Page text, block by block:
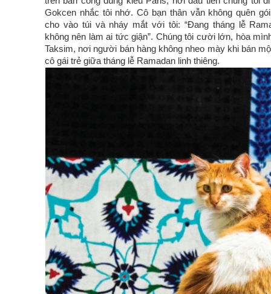
Gokcen nhắc tôi nhớ. Cô bạn thân vẫn không quên
cho vào túi và nháy mắt với tôi: “Đang tháng lễ
không nên làm ai tức giận”. Chúng tôi cười lớn, hòa
Taksim, nơi người bán hàng không nheo mày khi bán
cô gái trẻ giữa tháng lễ Ramadan linh thiêng.